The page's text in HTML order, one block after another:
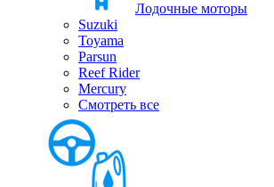
Лодочные моторы
Suzuki
Toyama
Parsun
Reef Rider
Mercury
Смотреть все